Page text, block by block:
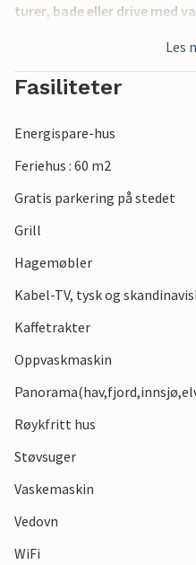
turer, bade eller drive med
Inne i feriehuset ditt vil du
peisen, den store
de koselige soveplassene
Her vil du kunne tilbringe en
Les
Fasiliteter
Energispare-hus
Feriehus : 60 m2
Gratis parkering på stedet
Grill
Hagemøbler
Kabel-TV, tysk og
Kaffetrakter
Oppvaskmaskin
Røykfritt hus
Støvsuger
Vaskemaskin
Vedovn
WiFi